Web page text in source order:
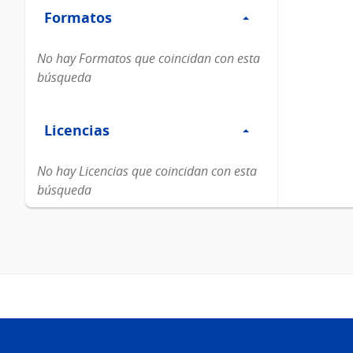
Formatos
Formatos
No hay Formatos que coincidan con esta
búsqueda
Licencias
Licencias
No hay Licencias que coincidan con esta
búsqueda